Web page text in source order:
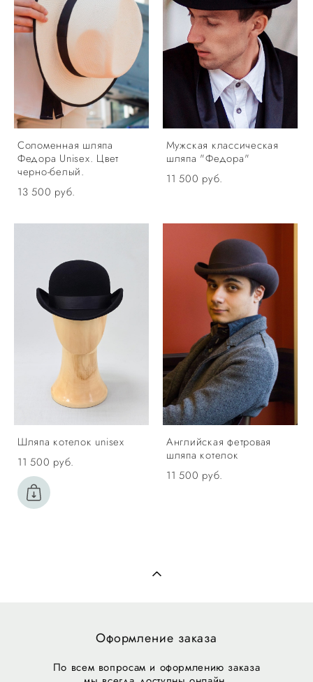
Соломенная шляпа
Федора Unisex. Цвет
черно-белый.
13 500 pуб.
Мужская классическая
шляпа "Федора"
11 500 pуб.
Шляпа котелок unisex
11 500 pуб.
Английская фетровая
шляпа котелок
11 500 pуб.
Оформление заказа
По всем вопросам и оформлению заказа